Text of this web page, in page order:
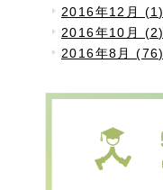
2016年12月 (1)
2016年10月 (2)
2016年8月 (76)